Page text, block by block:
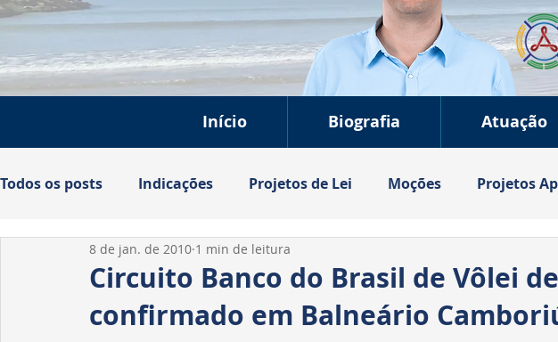
Início Biografia Atuação
Todos os posts Indicações Projetos de Lei Moções Projetos
Homenagens Fiscalização Tribuna livre
Circuito Banco do Brasil de Vôlei
confirmado em Balneário
8 de jan. de 2010 1 min de leitura